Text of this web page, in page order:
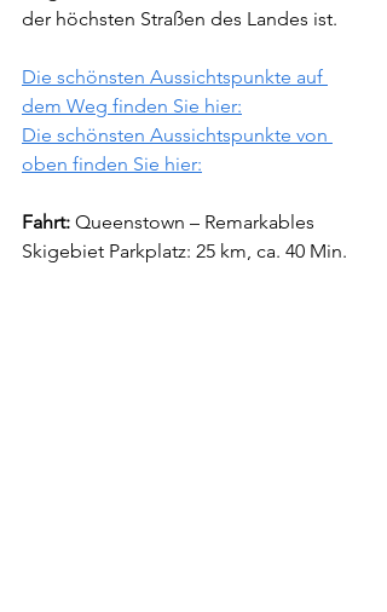
der höchsten Straßen des Landes ist.
Die schönsten Aussichtspunkte auf
dem Weg finden Sie hier:
Die schönsten Aussichtspunkte von
oben finden Sie hier:
Fahrt: Queenstown – Remarkables
Skigebiet Parkplatz: 25 km, ca. 40 Min.